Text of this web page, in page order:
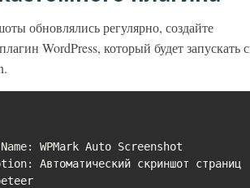
обновлялись регулярно, создайте
WordPress, который будет запускать